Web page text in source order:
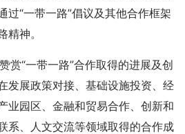
过“一带一路”倡议及其他合作框架
神。
赏“一带一路”合作取得的进展及创
发展政策对接、基础设施投资、经
业园区、金融和贸易合作、创新和
系、人文交流等领域取得的合作成